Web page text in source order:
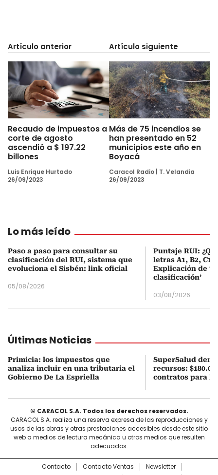
Artículo anterior
Recaudo de impuestos a
corte de agosto
ascendió a $ 197.22
billones
Luis Enrique Hurtado
26/09/2023
Artículo siguiente
Más de 75 incendios se
han presentado en 52
municipios este año en
Boyacá
Caracol Radio
T. Velandia
26/09/2023
Lo más leído
Paso a paso para consultar su
clasificación del RUI, sistema que
evoluciona el Sisbén: link oficial
05/08/2026
Puntaje RUI:
letras A1, B2, C1
Explicación de
clasificación’
03/08/2026
Últimas Noticias
Primicia: los impuestos que
analiza incluir en una tributaria el
Gobierno De La Espriella
SuperSalud
recursos:
contratos para
© CARACOL S.A. Todos los derechos reservados.
CARACOL S.A. realiza una reserva expresa de las reproducciones y
usos de las obras y otras prestaciones accesibles desde este sitio
web a medios de lectura mecánica u otros medios que resulten
adecuados.
Contacto Contacto Ventas
Newsletter